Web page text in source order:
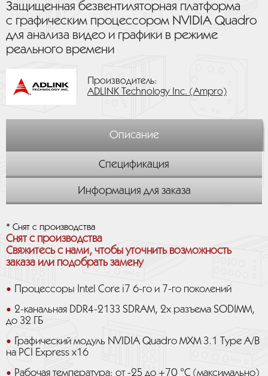
Защищенная безвентиляторная платформа
с графическим процессором NVIDIA Quadro
для анализа видео и графики в режиме
реального времени
Производитель:
ADLINK Technology Inc. (Ampro)
Описание
Спецификация
Информация для заказа
* Снят с производства
Снят с производства
Свяжитесь с нами, чтобы уточнить возможность
заказа или подобрать замену
Процессоры Intel Core i7 6-го и 7-го поколений
2-канальная DDR4-2133 SDRAM, 2х разъема SODIMM,
до 32 ГБ
Графический модуль NVIDIA Quadro MXM 3.1 Type A/B
на PCI Express x16
Рабочая температура: от -25 до +70 °C (максимально)